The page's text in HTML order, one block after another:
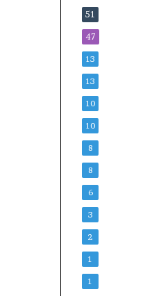
51
47
13
13
10
10
8
8
6
3
2
1
1